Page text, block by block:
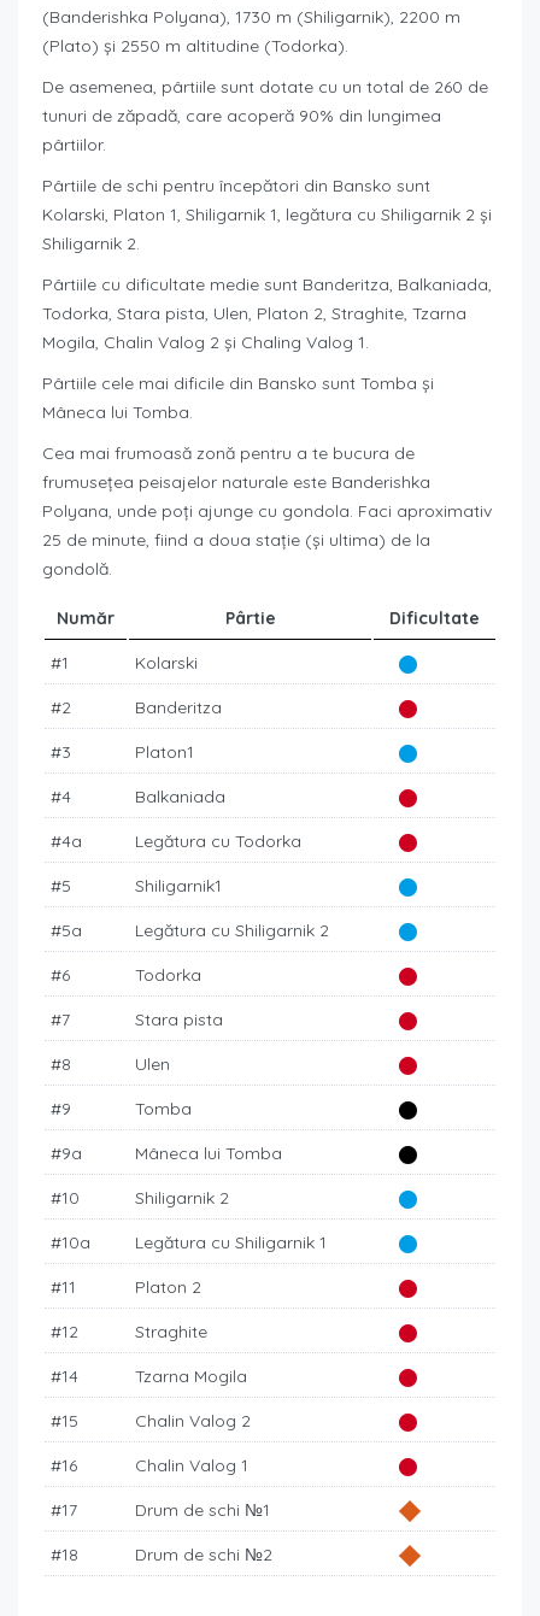
(Banderishka Polyana), 1730 m (Shiligarnik), 2200 m
(Plato) și 2550 m altitudine (Todorka).
De asemenea, pârtiile sunt dotate cu un total de 260 de
tunuri de zăpadă, care acoperă 90% din lungimea
pârtiilor.
Pârtiile de schi pentru începători din Bansko sunt
Kolarski, Platon 1, Shiligarnik 1, legătura cu Shiligarnik 2 și
Shiligarnik 2.
Pârtiile cu dificultate medie sunt Banderitza, Balkaniada,
Todorka, Stara pista, Ulen, Platon 2, Straghite, Tzarna
Mogila, Chalin Valog 2 și Chaling Valog 1.
Pârtiile cele mai dificile din Bansko sunt Tomba și
Mâneca lui Tomba.
Cea mai frumoasă zonă pentru a te bucura de
frumusețea peisajelor naturale este Banderishka
Polyana, unde poți ajunge cu gondola. Faci aproximativ
25 de minute, fiind a doua stație (și ultima) de la
gondolă.
Număr Pârtie Dificultate
#1 Kolarski
#2 Banderitza
#3 Platon1
#4 Balkaniada
#4a Legătura cu Todorka
#5 Shiligarnik1
#5a Legătura cu Shiligarnik 2
#6 Todorka
#7 Stara pista
#8 Ulen
#9 Tomba
#9a Mâneca lui Tomba
#10 Shiligarnik 2
#10a Legătura cu Shiligarnik 1
#11 Platon 2
#12 Straghite
#14 Tzarna Mogila
#15 Chalin Valog 2
#16 Chalin Valog 1
#17 Drum de schi №1
#18 Drum de schi №2